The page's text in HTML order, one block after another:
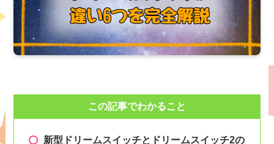
この記事でわかること
新型ドリームスイッチとドリームスイッチ2の